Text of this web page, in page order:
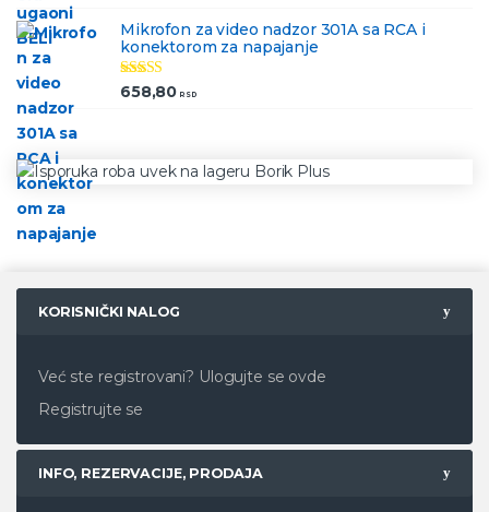
Mikrofon za video nadzor 301A sa RCA i
konektorom za napajanje
Ocenjeno
658,80 RSD
KORISNIČKI NALOG
Već ste registrovani? Ulogujte se ovde
Registrujte se
INFO, REZERVACIJE, PRODAJA